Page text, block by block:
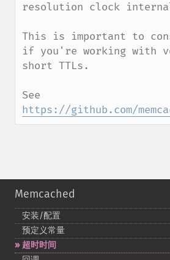
resolution clock
This is important to
if you're working with
short TTLs.
https://github.com/
Memcached
安装/配置
预定义常量
超时时间